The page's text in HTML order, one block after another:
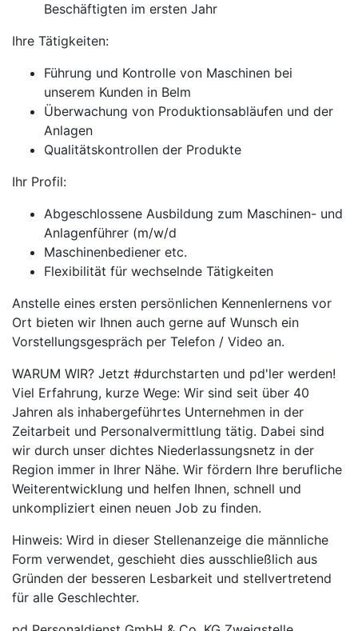
Beschäftigten im ersten Jahr
Ihre Tätigkeiten:
Führung und Kontrolle von Maschinen bei
unserem Kunden in Belm
Überwachung von Produktionsabläufen und der
Anlagen
Qualitätskontrollen der Produkte
Ihr Profil:
Abgeschlossene Ausbildung zum Maschinen- und
Anlagenführer (m/w/d
Maschinenbediener etc.
Flexibilität für wechselnde Tätigkeiten
Anstelle eines ersten persönlichen Kennenlernens vor
Ort bieten wir Ihnen auch gerne auf Wunsch ein
Vorstellungsgespräch per Telefon / Video an.
WARUM WIR? Jetzt #durchstarten und pd'ler werden!
Viel Erfahrung, kurze Wege: Wir sind seit über 40
Jahren als inhabergeführtes Unternehmen in der
Zeitarbeit und Personalvermittlung tätig. Dabei sind
wir durch unser dichtes Niederlassungsnetz in der
Region immer in Ihrer Nähe. Wir fördern Ihre berufliche
Weiterentwicklung und helfen Ihnen, schnell und
unkompliziert einen neuen Job zu finden.
Hinweis: Wird in dieser Stellenanzeige die männliche
Form verwendet, geschieht dies ausschließlich aus
Gründen der besseren Lesbarkeit und stellvertretend
für alle Geschlechter.